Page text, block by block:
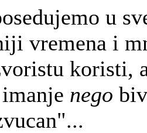
u
vremena i
koristi,
imanje nego